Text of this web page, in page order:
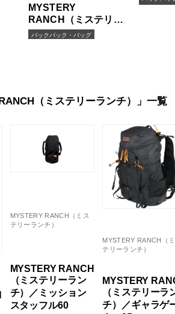
MYSTERY
RANCH（ミステリー
ランチ）／レイディッ
バックパック・バッグ
RANCH（ミステリーランチ）」一覧
MYSTERY RANCH（ミス
テリーランチ）
MYSTERY RANCH
（ミステリーラン
チ）／ミッション
スタッフル60
MYSTERY RANCH（
テリーランチ）
MYSTERY
（ミステリーラ
チ）／ギャラゲ